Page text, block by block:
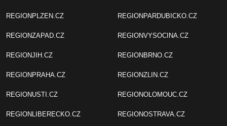
REGIONPLZEN.CZ
REGIONZAPAD.CZ
REGIONJIH.CZ
REGIONPRAHA.CZ
REGIONUSTI.CZ
REGIONLIBERECKO.CZ
REGIONPARDUBICKO.CZ
REGIONVYSOCINA.CZ
REGIONBRNO.CZ
REGIONZLIN.CZ
REGIONOLOMOUC.CZ
REGIONOSTRAVA.CZ